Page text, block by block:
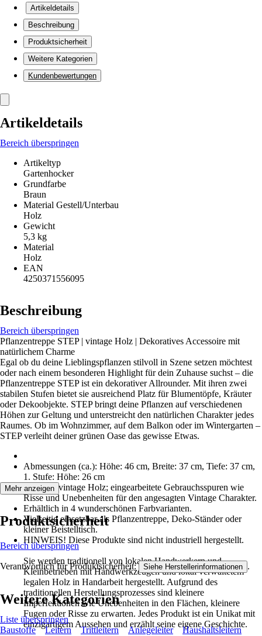
Artikeldetails
Beschreibung
Produktsicherheit
Weitere Kategorien
Kundenbewertungen
Artikeldetails
Bereich überspringen
Artikeltyp
Gartenhocker
Grundfarbe
Braun
Material Gestell/Unterbau
Holz
Gewicht
5,3 kg
Material
Holz
EAN
4250371556095
Beschreibung
Bereich überspringen
Pflanzentreppe STEP | vintage Holz | Dekoratives Accessoire mit
natürlichem Charme
Egal ob du deine Lieblingspflanzen stilvoll in Szene setzen möchtest
oder nach einem besonderen Highlight für dein Zuhause suchst – die
Pflanzentreppe STEP ist ein dekorativer Allrounder. Mit ihren zwei
stabilen Stufen bietet sie ausreichend Platz für Blumentöpfe, Kräuter
oder Dekoobjekte. STEP bringt deine Pflanzen auf verschiedenen
Höhen zur Geltung und unterstreicht den natürlichen Charakter jedes
Raumes. Ob im Wohnzimmer, auf dem Balkon oder im Wintergarten –
STEP verleiht deiner grünen Oase das gewisse Etwas.
Abmessungen (ca.): Höhe: 46 cm, Breite: 37 cm, Tiefe: 37 cm,
1. Stufe: Höhe: 26 cm
Material: vintage Holz; eingearbeitete Gebrauchsspuren wie
Risse und Unebenheiten für den angesagten Vintage Charakter.
Erhältlich in 4 wunderschönen Farbvarianten.
Vielseitig einsetzbar als Pflanzentreppe, Deko-Ständer oder
kleiner Beistelltisch.
HINWEIS! Diese Produkte sind nicht industriell hergestellt.
Sie werden traditionell von lokalen Handwerkern und
Kleinbetrieben mit Handwerkzeugen und lokal verwaltetem
legalen Holz in Handarbeit hergestellt. Aufgrund des
traditionellen Herstellungsprozesses sind kleinere
Imperfektionen wie Unebenheiten in den Flächen, kleinere
Fugen oder Risse zu erwarten. Jedes Produkt ist ein Unikat mit
einzigartigem Aussehen und erzählt seine eigene Geschichte.
Mehr anzeigen
Produktsicherheit
Bereich überspringen
Verantwortlich für Produktsicherheit: Siehe Herstellerinformationen .
Weitere Kategorien
Liste überspringen
Baustoffe
Leitern Trittleitern Anlegeleiter
Haushaltsleitern